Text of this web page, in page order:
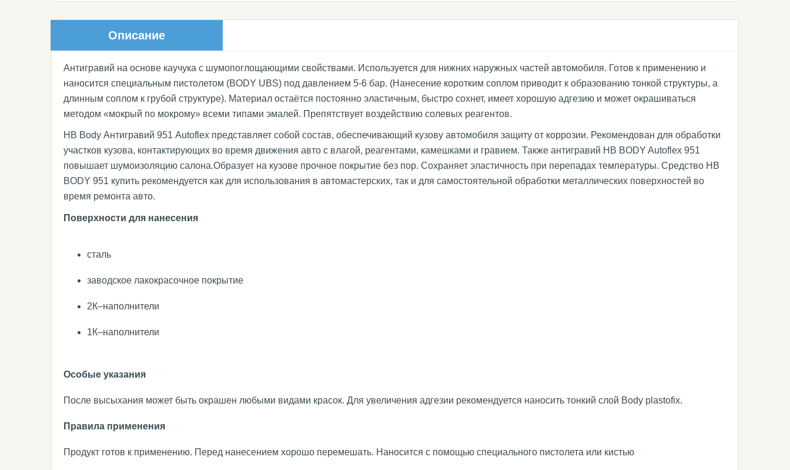
Описание
Антигравий на основе каучука с шумопоглощающими свойствами. Используется для нижних наружных частей автомобиля. Готов к применению и
наносится специальным пистолетом (BODY UBS) под давлением 5-6 бар. (Нанесение коротким соплом приводит к образованию тонкой структуры, а
длинным соплом к грубой структуре). Материал остаётся постоянно эластичным, быстро сохнет, имеет хорошую адгезию и может окрашиваться
методом «мокрый по мокрому» всеми типами эмалей. Препятствует воздействию солевых реагентов.
HB Body Антигравий 951 Autoflex представляет собой состав, обеспечивающий кузову автомобиля защиту от коррозии. Рекомендован для обработки
участков кузова, контактирующих во время движения авто с влагой, реагентами, камешками и гравием. Также антигравий HB BODY Autoflex 951
повышает шумоизоляцию салона.Образует на кузове прочное покрытие без пор. Сохраняет эластичность при перепадах температуры. Средство HB
BODY 951 купить рекомендуется как для использования в автомастерских, так и для самостоятельной обработки металлических поверхностей во
время ремонта авто.
Поверхности для нанесения
сталь
заводское лакокрасочное покрытие
2К–наполнители
1К–наполнители
Особые указания
После высыхания может быть окрашен любыми видами красок. Для увеличения адгезии рекомендуется наносить тонкий слой Body plastofix.
Правила применения
Продукт готов к применению. Перед нанесением хорошо перемешать. Наносится с помощью специального пистолета или кистью